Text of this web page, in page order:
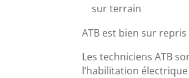
sur terrain
ATB est bien sur
Les techniciens ATB
l’habilitation électrique